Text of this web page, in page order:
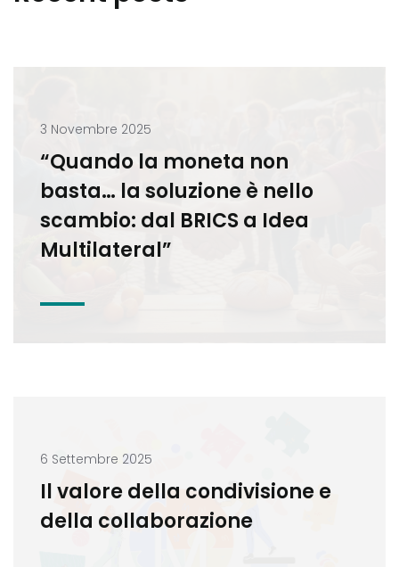
3 Novembre 2025
“Quando la moneta non
basta… la soluzione è nello
scambio: dal BRICS a Idea
Multilateral”
6 Settembre 2025
Il valore della condivisione e
della collaborazione